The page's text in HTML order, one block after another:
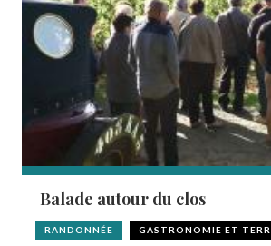
Balade autour du clos
RANDONNÉE GASTRONOMIE ET